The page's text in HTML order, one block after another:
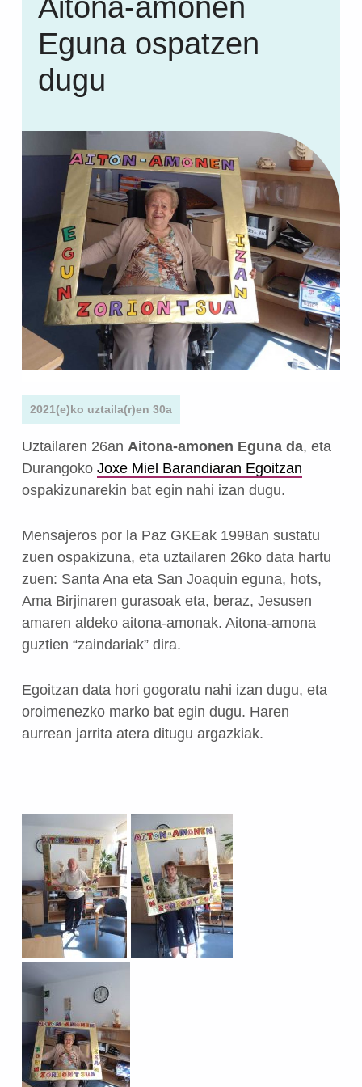
Aitona-amonen
Eguna ospatzen
dugu
2021(e)ko uztaila(r)en 30a
Uztailaren 26an Aitona-amonen Eguna da, eta
Durangoko Joxe Miel Barandiaran Egoitzan
ospakizunarekin bat egin nahi izan dugu.
Mensajeros por la Paz GKEak 1998an sustatu
zuen ospakizuna, eta uztailaren 26ko data hartu
zuen: Santa Ana eta San Joaquin eguna, hots,
Ama Birjinaren gurasoak eta, beraz, Jesusen
amaren aldeko aitona-amonak. Aitona-amona
guztien “zaindariak” dira.
Egoitzan data hori gogoratu nahi izan dugu, eta
oroimenezko marko bat egin dugu. Haren
aurrean jarrita atera ditugu argazkiak.